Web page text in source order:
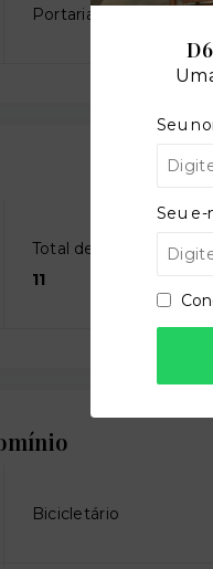
Portaria
Total de andares:
11
Bicicletário
Seu
Seu e-